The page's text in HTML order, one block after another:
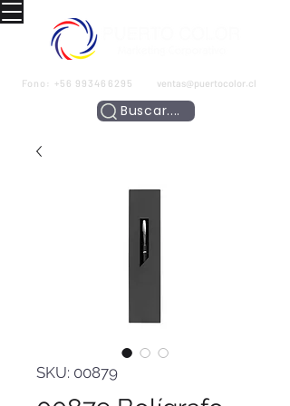
Fono: +56 993466295 ventas@puertocolor.cl
Buscar....
SKU: 00879